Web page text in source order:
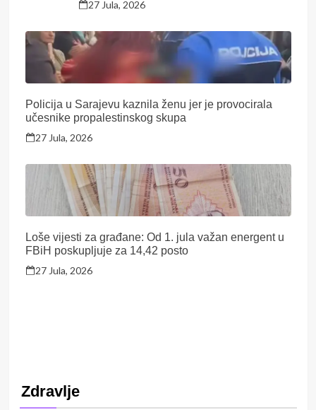
27 Jula, 2026
Policija u Sarajevu kaznila ženu jer je provocirala
učesnike propalestinskog skupa
27 Jula, 2026
Loše vijesti za građane: Od 1. jula važan energent u
FBiH poskupljuje za 14,42 posto
27 Jula, 2026
Zdravlje